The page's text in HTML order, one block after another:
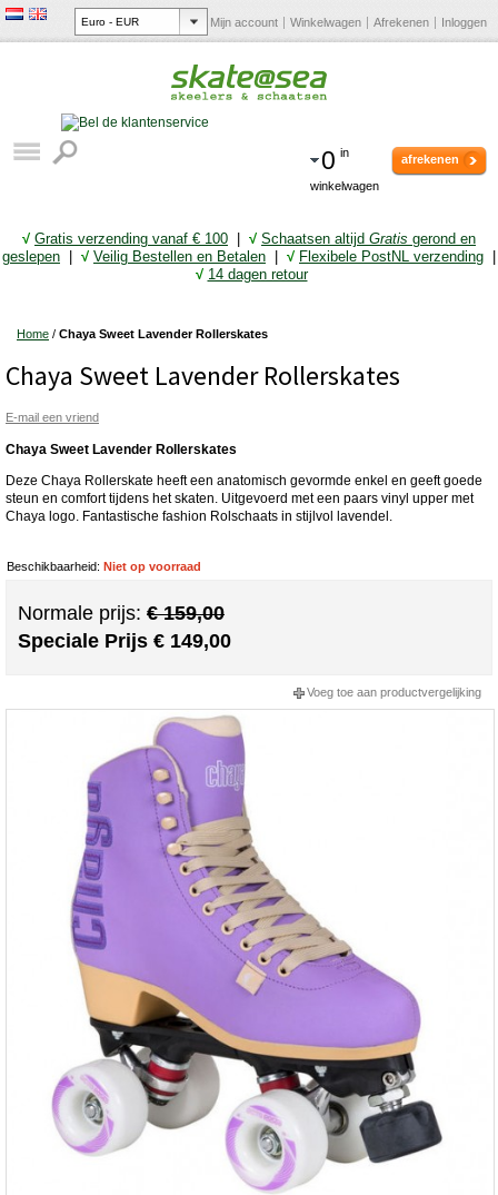
Mijn account Winkelwagen Afrekenen Inloggen
0 in
winkelwagen
afrekenen
√ Gratis verzending vanaf € 100 √ Schaatsen altijd Gratis gerond en
geslepen
√ Veilig Bestellen en Betalen √ Flexibele PostNL verzending
√ 14 dagen retour
Home / Chaya Sweet Lavender Rollerskates
Chaya Sweet Lavender Rollerskates
E-mail een vriend
Chaya Sweet Lavender Rollerskates
Deze Chaya Rollerskate heeft een anatomisch gevormde enkel en geeft goede
steun en comfort tijdens het skaten. Uitgevoerd met een paars vinyl upper met
Chaya logo. Fantastische fashion Rolschaats in stijlvol lavendel.
Beschikbaarheid: Niet op voorraad
Normale prijs: € 159,00
Speciale Prijs € 149,00
Voeg toe aan productvergelijking